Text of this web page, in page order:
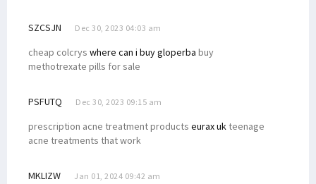
SZCSJN Dec 30, 2023 04:03 am
cheap colcrys where can i buy gloperba buy
methotrexate pills for sale
PSFUTQ Dec 30, 2023 09:15 am
prescription acne treatment products eurax ukteenage
acne treatments that work
MKLIZW Jan 01, 2024 09:42 am